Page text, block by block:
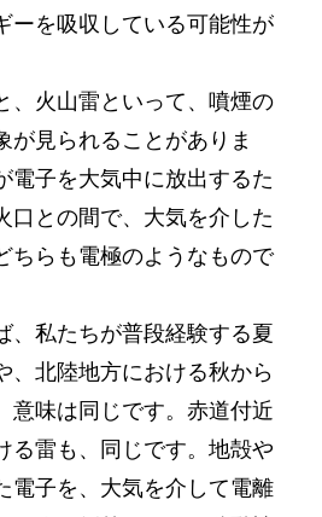
ーを吸収している可能性が
火山雷といって、噴煙の
が見られることがありま
電子を大気中に放出するた
口との間で、大気を介した
ちらも電極のようなもので
私たちが普段経験する夏
、北陸地方における秋から
意味は同じです。赤道付近
る雷も、同じです。地殻や
電子を、大気を介して電離